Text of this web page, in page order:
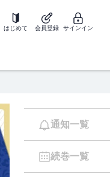
はじめて 会員登録 サインイン
通知一覧
続巻一覧